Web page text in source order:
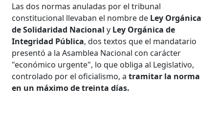
Las dos normas anuladas por el tribunal
constitucional llevaban el nombre de Ley Orgánica
de Solidaridad Nacionaly Ley Orgánica de
Integridad Pública, dos textos que el mandatario
presentó a la Asamblea Nacional con carácter
"económico urgente", lo que obliga al Legislativo,
controlado por el oficialismo, a tramitar la norma
en un máximo de treinta días.